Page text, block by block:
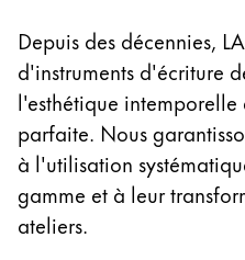
Global
La région « Global »
Europe
Cette région
Greece
Ελληνικά
Créer un compte
Créer un compte
Depuis des décennies,
d'instruments d'écriture
l'esthétique
parfaite. Nous
à l'utilisation
gamme et à leur
ateliers.